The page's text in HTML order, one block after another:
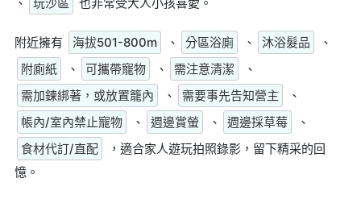
附近擁有 海拔501-800m 、 分區浴廁 、 沐浴髮品
、
附廁紙
、 可攜帶寵物 、 需注意清潔
、
需加鍊綁著，或放置籠內
、 需要事先告知營主
、
帳內/室內禁止寵物
、 週邊賞螢 、 週邊採草莓
、
食材代訂/直配
，適合家人遊玩拍照錄影，留下精采的回
憶。